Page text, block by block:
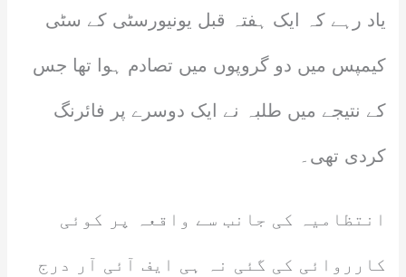
یاد رہے کہ ایک ہفتہ قبل یونیورسٹی کے سٹی
کیمپس میں دو گروپوں میں تصادم ہوا تھا جس
کے نتیجے میں طلبہ نے ایک دوسرے پر فائرنگ
کردی تھی۔
انتظامیہ کی جانب سے واقعہ پر کوئی
کارروائی کی گئی نہ ہی ایف آئی آر درج